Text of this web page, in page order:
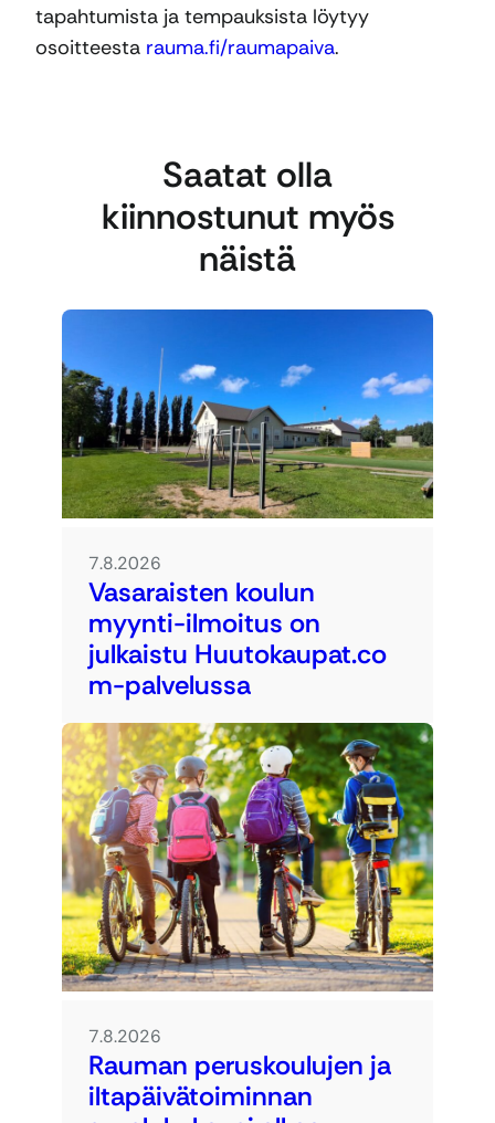
tapahtumista ja tempauksista löytyy
osoitteesta rauma.fi/raumapaiva.
Saatat olla
kiinnostunut myös
näistä
7.8.2026
Vasaraisten koulun
myynti-ilmoitus on
julkaistu Huutokaupat.co
m-palvelussa
7.8.2026
Rauman peruskoulujen ja
iltapäivätoiminnan